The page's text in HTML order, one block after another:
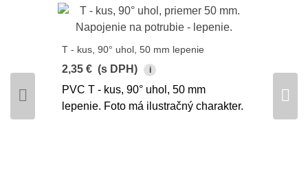
T - kus, 90° uhol, 50 mm lepenie
2,35 € (s DPH) i
PVC T - kus, 90° uhol, 50 mm
lepenie. Foto má ilustračný charakter.